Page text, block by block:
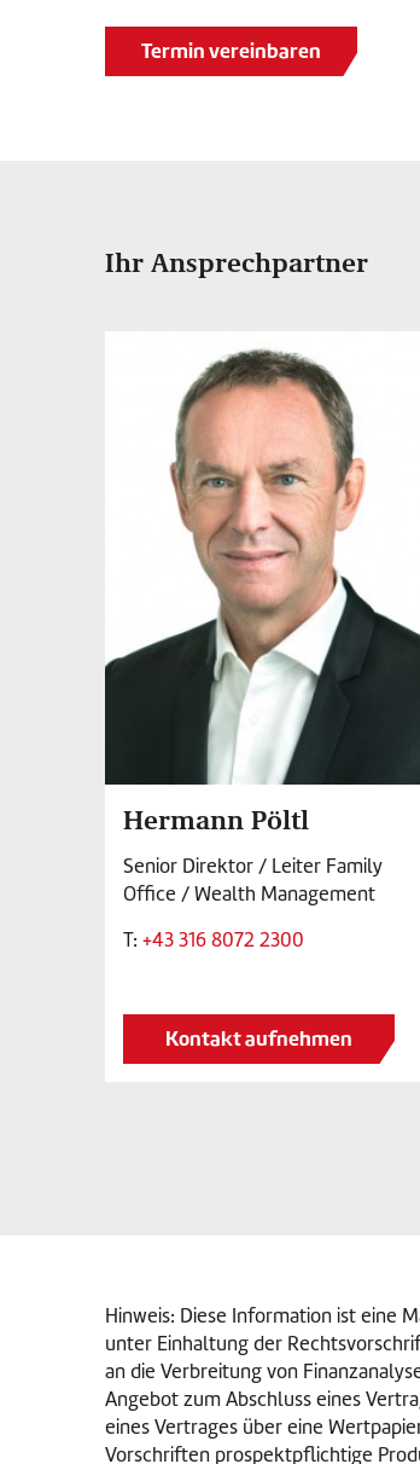
Termin vereinbaren
Ihr Ansprechpartner
Hermann Pöltl
Senior Direktor / Leiter Family
Office / Wealth Management
T: +43 316 8072 2300
Kontakt aufnehmen
Hinweis: Diese Information ist eine
unter Einhaltung der
an die Verbreitung von
Angebot zum Abschluss eines
eines Vertrages über eine
Vorschriften prospektpflichtige